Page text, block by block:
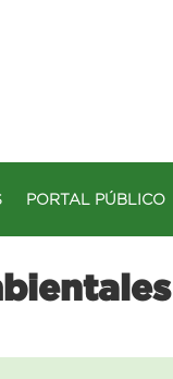
PORTAL PÚBLICO